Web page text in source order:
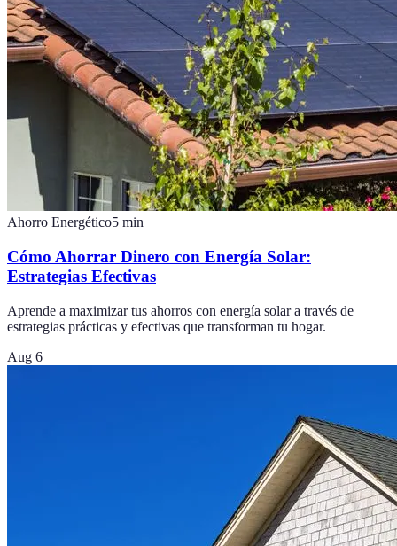
Ahorro Energético5 min
Cómo Ahorrar Dinero con Energía Solar:
Estrategias Efectivas
Aprende a maximizar tus ahorros con energía solar a través de
estrategias prácticas y efectivas que transforman tu hogar.
Aug 6